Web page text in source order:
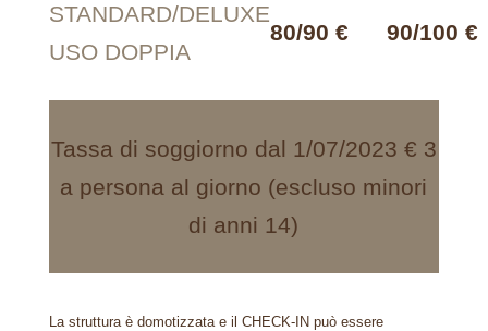
STANDARD/DELUXE
USO DOPPIA
80/90 € 90/100 €
Tassa di soggiorno dal 1/07/2023 € 3
a persona al giorno (escluso minori
di anni 14)
La struttura è domotizzata e il CHECK-IN può essere